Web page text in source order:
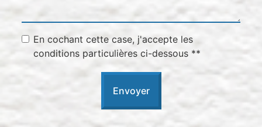
En cochant cette case, j'accepte les
conditions particulières ci-dessous **
Envoyer